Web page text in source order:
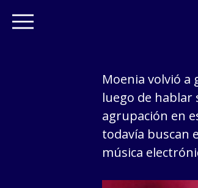
Moenia volvió a
luego de
agrupación en
todavía buscan
música